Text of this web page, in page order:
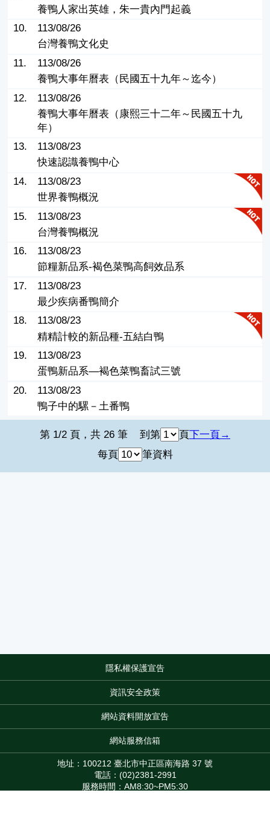
養鴨人家出英雄，朱一貴內門起義
10.
113/08/26
台灣養鴨文化史
11.
113/08/26
養鴨大事年曆表（民國五十九年～迄今）
12.
113/08/26
養鴨大事年曆表（康熙三十二年～民國五十九
年）
13.
113/08/23
快速認識養鴨中心
14.
113/08/23
世界養鴨概況
15.
113/08/23
台灣養鴨概況
16.
113/08/23
節糧新品系-褐色菜鴨高飼效品系
17.
113/08/23
最少疾病番鴨簡介
18.
113/08/23
精精計較的新品種-五結白鴨
19.
113/08/23
蛋鴨新品系—褐色菜鴨畜試三號
20.
113/08/23
鴨子中的騾－土番鴨
第 1/2 頁，共 26 筆 到第 頁下一頁
每頁
筆資料
隱私權保護宣告
資訊安全政策
網站資料開放宣告
網站服務信箱
地址：100212 臺北市中正區南海路 37 號
電話：(02)2381-2991
服務時間：AM8:30~PM5:30